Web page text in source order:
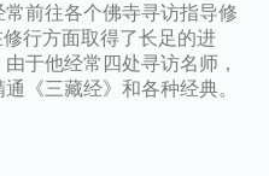
前往各个佛寺寻访指导修
行方面取得了长足的进
于他经常四处寻访名师，
《三藏经》和各种经典。